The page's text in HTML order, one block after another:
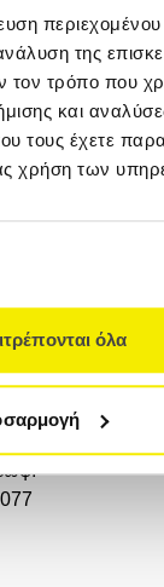
της
τρόπο που
και
τους έχετε
χρήση των
όλα